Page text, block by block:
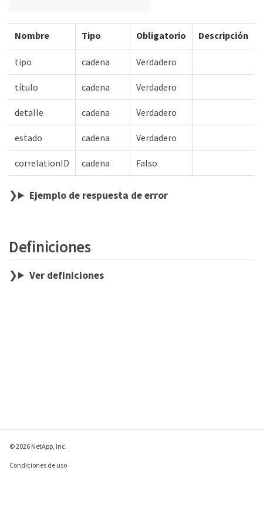
Nombre Tipo Obligatorio Descripción
tipo cadena Verdadero
título cadena Verdadero
detalle cadena Verdadero
estado cadena Verdadero
correlationID cadena Falso
Ejemplo de respuesta de error
Definiciones
Ver definiciones
© 2026 NetApp, Inc.
Condiciones de uso